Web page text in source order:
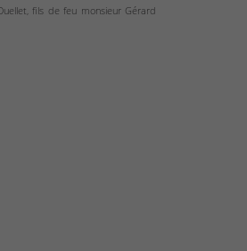
fils de feu monsieur Gérard